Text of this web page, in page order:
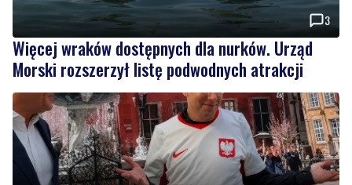
3
Więcej wraków dostępnych dla nurków. Urząd
Morski rozszerzył listę podwodnych atrakcji